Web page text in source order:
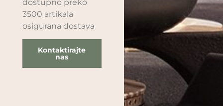
dostupno preko
3500 artikala
osigurana dostava
Kontaktirajte
nas